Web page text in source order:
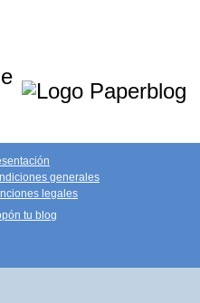
generales
legales
tu blog